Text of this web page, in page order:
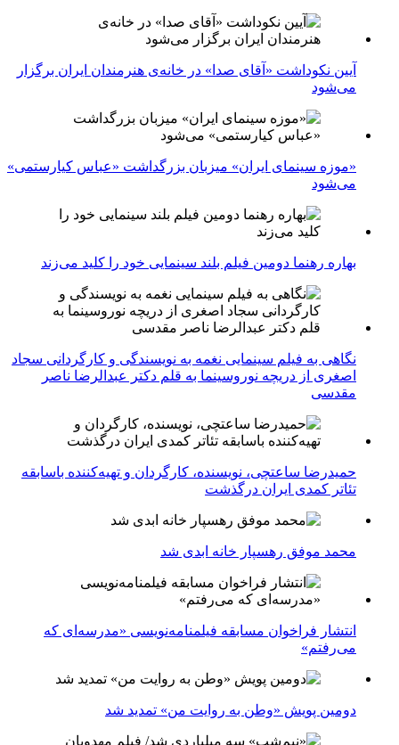
آیین نکوداشت «آقای صدا» در خانه‌ی هنرمندان ایران برگزار
می‌شود
«موزه سینمای ایران» میزبان بزرگداشت «عباس کیارستمی»
می‌شود
بهاره رهنما دومین فیلم بلند سینمایی خود را کلید می‌زند
نگاهی به فیلم سینمایی نغمه به نویسندگی و کارگردانی سجاد
اصغری از دریچه نوروسینما به قلم دکتر عبدالرضا ناصر
مقدسی
حمیدرضا ساعتچی، نویسنده، کارگردان و تهیه‌کننده باسابقه
تئاتر کمدی ایران درگذشت
محمد موفق رهسپار خانه ابدی شد
انتشار فراخوان مسابقه فیلمنامه‌نویسی «مدرسه‌ای که
می‌رفتم»
دومین پویش «وطن به روایت من» تمدید شد